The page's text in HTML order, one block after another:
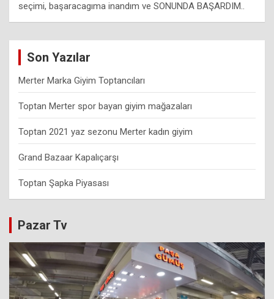
seçimi, başaracagıma inandım ve SONUNDA BAŞARDIM..
Son Yazılar
Merter Marka Giyim Toptancıları
Toptan Merter spor bayan giyim mağazaları
Toptan 2021 yaz sezonu Merter kadın giyim
Grand Bazaar Kapalıçarşı
Toptan Şapka Piyasası
Pazar Tv